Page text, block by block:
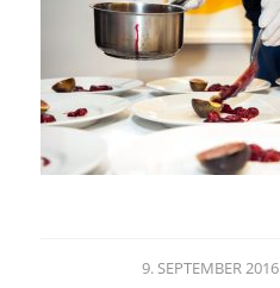
9. SEPTEMBER 2016
/